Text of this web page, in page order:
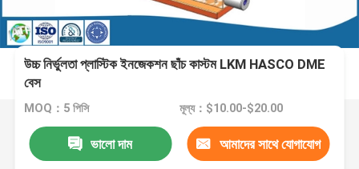
উচ্চ নির্ভুলতা প্লাস্টিক ইনজেকশন ছাঁচ কাস্টম LKM HASCO DME
বেস
MOQ：5 পিসি মূল্য：$10.00-$20.00
ভালো দাম আমাদের সাথে যোগাযোগ